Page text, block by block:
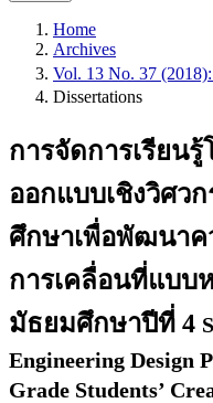
Home
Archives
Vol. 13 No. 37
Dissertations
การจัดการเรียน
ออกแบบเชิงวิศว
ศึกษาเพื่อพัฒนาค
การเคลื่อนที่แบบ
มัธยมศึกษาปีที่ 4
Engineering Design
Grade Students’